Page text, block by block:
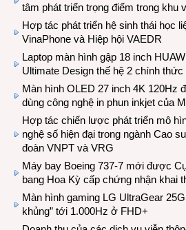
tâm phát triển trọng điểm trong khu
Hợp tác phát triển hệ sinh thái học
VinaPhone và Hiệp hội VAEDR
Laptop màn hình gập 18 inch
Ultimate Design thế hệ 2 chính thức
Màn hình OLED 27 inch 4K 120Hz
dùng công nghệ in phun inkjet của
Hợp tác chiến lược phát triển mô
nghệ số hiện đại trong ngành Cao
đoàn VNPT và VRG
Máy bay Boeing 737-7 mới được
bang Hoa Kỳ cấp chứng nhận khai
Màn hình gaming LG UltraGear
khủng” tới 1.000Hz ở FHD+